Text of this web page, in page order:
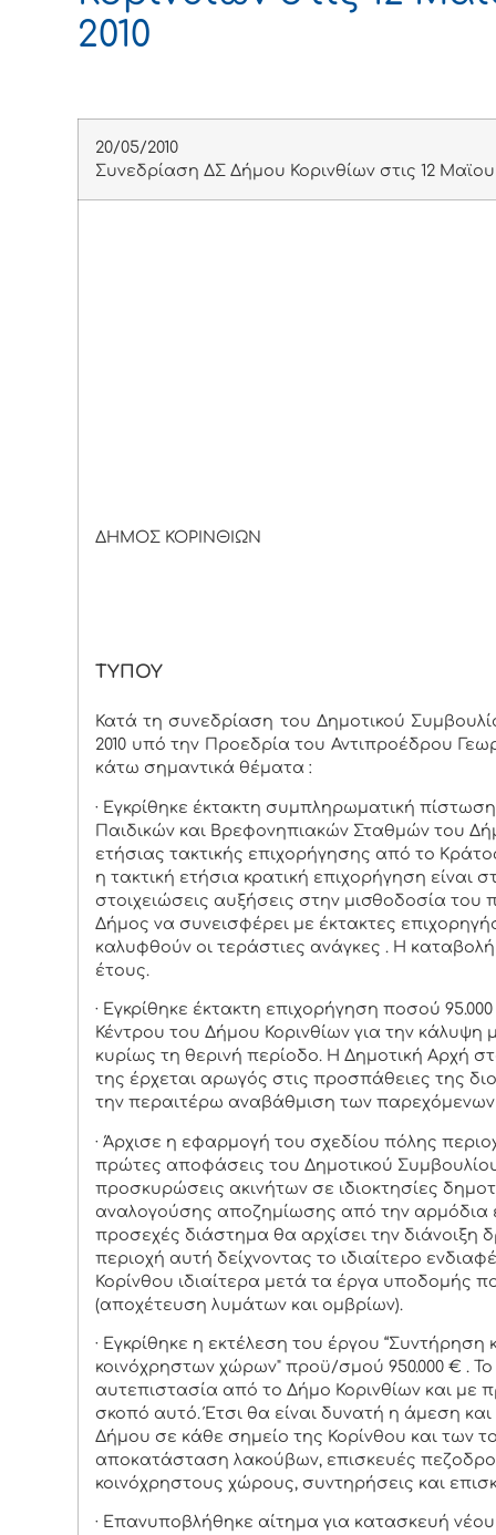
2010
20/05/2010
Συνεδρίαση ΔΣ Δήμου Κορινθίων στις 12 Μαϊου
ΔΗΜΟΣ ΚΟΡΙΝΘΙΩΝ
ΤΥΠΟΥ
Κατά τη συνεδρίαση του Δημοτικού
2010 υπό την Προεδρία του Αντιπροέδρου
κάτω σημαντικά θέματα :
· Εγκρίθηκε έκτακτη συμπληρωματική
Παιδικών και Βρεφονηπιακών Σταθμών του
ετήσιας τακτικής επιχορήγησης από το
η τακτική ετήσια κρατική επιχορήγηση είναι
στοιχειώσεις αυξήσεις στην μισθοδοσία του
Δήμος να συνεισφέρει με έκτακτες
καλυφθούν οι τεράστιες ανάγκες . Η καταβολή
έτους.
· Εγκρίθηκε έκτακτη επιχορήγηση ποσού
Κέντρου του Δήμου Κορινθίων για την
κυρίως τη θερινή περίοδο. Η Δημοτική Αρχή
της έρχεται αρωγός στις προσπάθειες της
την περαιτέρω αναβάθμιση των
· Άρχισε η εφαρμογή του σχεδίου πόλης
πρώτες αποφάσεις του Δημοτικού
προσκυρώσεις ακινήτων σε ιδιοκτησίες
αναλογούσης αποζημίωσης από την αρμόδια
προσεχές διάστημα θα αρχίσει την διάνοιξη
περιοχή αυτή δείχνοντας το ιδιαίτερο
Κορίνθου ιδιαίτερα μετά τα έργα υποδομής
(αποχέτευση λυμάτων και ομβρίων).
· Εγκρίθηκε η εκτέλεση του έργου
κοινόχρηστων χώρων" προϋ/σμού 950.000 € .
αυτεπιστασία από το Δήμο Κορινθίων και με
σκοπό αυτό. Έτσι θα είναι δυνατή η άμεση
Δήμου σε κάθε σημείο της Κορίνθου και των
αποκατάσταση λακούβων, επισκευές
κοινόχρηστους χώρους, συντηρήσεις και
· Επανυποβλήθηκε αίτημα για κατασκευή